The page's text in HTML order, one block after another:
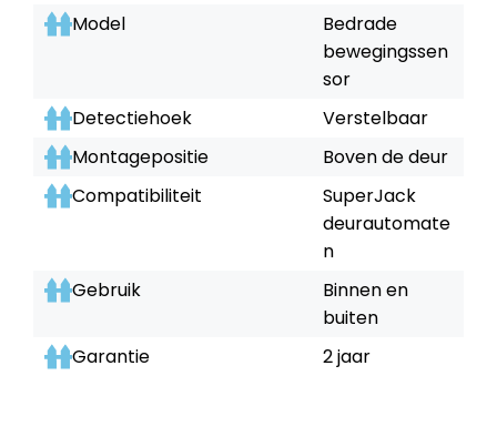
Model
Bedrade
bewegingssen
sor
Detectiehoek
Verstelbaar
Montagepositie
Boven de deur
Compatibiliteit
SuperJack
deurautomate
n
Gebruik
Binnen en
buiten
Garantie
2 jaar